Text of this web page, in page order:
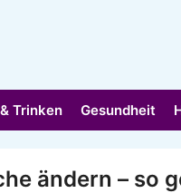
Trinken Gesundheit
ändern – so